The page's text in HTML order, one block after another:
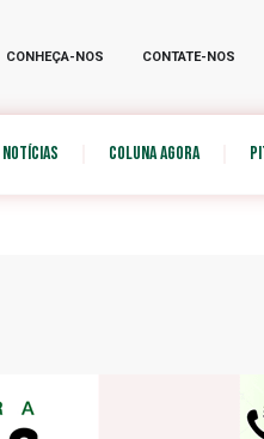
CONHEÇA-NOS CONTATE-NOS
NOTÍCIAS COLUNA AGORA